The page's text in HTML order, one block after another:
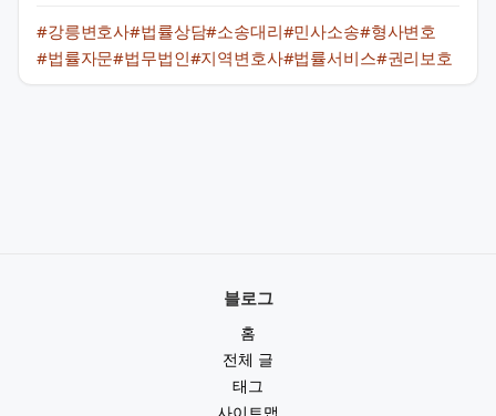
#강릉변호사#법률상담#소송대리#민사소송#형사변호
#법률자문#법무법인#지역변호사#법률서비스#권리보호
블로그
홈
전체 글
태그